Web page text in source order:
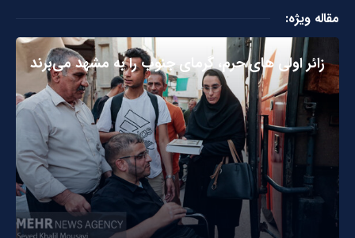
مقاله ویژه:
زائر اولی های حرم، گرمای جنوب را به مشهد می‌برند